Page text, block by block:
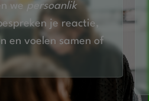
we persoanlik
je reactie,
en voelen samen of